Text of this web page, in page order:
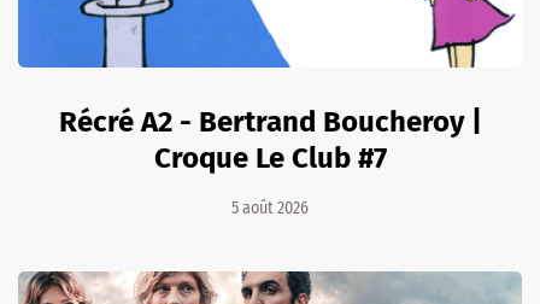
Récré A2 - Bertrand Boucheroy |
Croque Le Club #7
5 août 2026